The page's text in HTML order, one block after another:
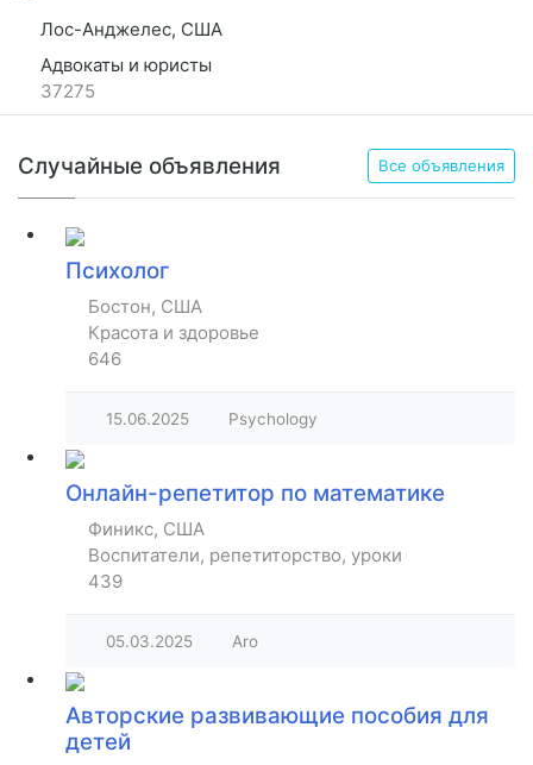
Лос-Анджелес, США
Адвокаты и юристы
37275
Случайные объявления Все объявления
Психолог
Бостон, США
Красота и здоровье
646
15.06.2025 Psychology
Онлайн-репетитор по математике
Финикс, США
Воспитатели, репетиторство, уроки
439
05.03.2025 Aro
Авторские развивающие пособия для
детей